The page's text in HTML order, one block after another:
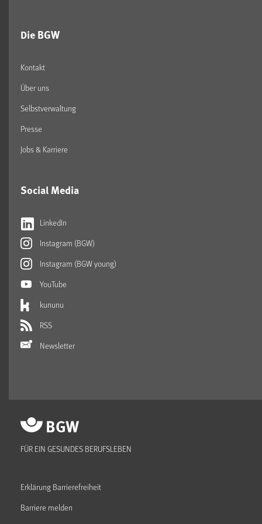
Die BGW
Kontakt
Über uns
Selbstverwaltung
Presse
Jobs & Karriere
Social Media
LinkedIn
Instagram (BGW)
Instagram (BGW young)
YouTube
kununu
RSS
Newsletter
FÜR EIN GESUNDES BERUFSLEBEN
Erklärung Barrierefreiheit
Barriere melden